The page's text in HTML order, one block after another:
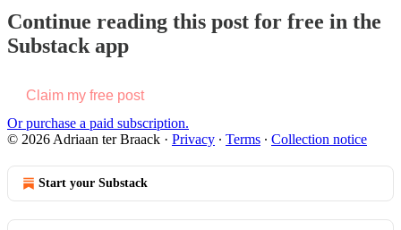
Continue reading this post for free in the
Substack app
Claim my free post
Or purchase a paid subscription.
© 2026 Adriaan ter Braack · Privacy ∙ Terms ∙ Collection notice
Start your Substack